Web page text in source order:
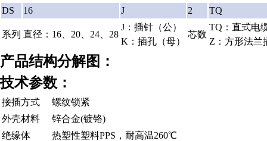
DS
16 J 2 TQ
系列 直径：16、20、24、28
J：插针（公）
K：插孔（母）
芯数
TQ：直式电
Z：方形法兰
产品结构分解图：
技术参数：
接插方式
螺纹锁紧
外壳材料
锌合金(镀铬)
绝缘体
热塑性塑料PPS，耐高温260℃